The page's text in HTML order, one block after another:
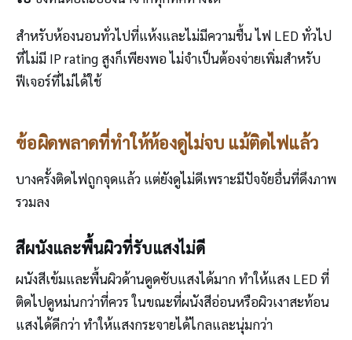
สำหรับห้องนอนทั่วไปที่แห้งและไม่มีความชื้น ไฟ LED ทั่วไป
ที่ไม่มี IP rating สูงก็เพียงพอ ไม่จำเป็นต้องจ่ายเพิ่มสำหรับ
ฟีเจอร์ที่ไม่ได้ใช้
ข้อผิดพลาดที่ทำให้ห้องดูไม่จบ แม้ติดไฟแล้ว
บางครั้งติดไฟถูกจุดแล้ว แต่ยังดูไม่ดีเพราะมีปัจจัยอื่นที่ดึงภาพ
รวมลง
สีผนังและพื้นผิวที่รับแสงไม่ดี
ผนังสีเข้มและพื้นผิวด้านดูดซับแสงได้มาก ทำให้แสง LED ที่
ติดไปดูหม่นกว่าที่ควร ในขณะที่ผนังสีอ่อนหรือผิวเงาสะท้อน
แสงได้ดีกว่า ทำให้แสงกระจายได้ไกลและนุ่มกว่า